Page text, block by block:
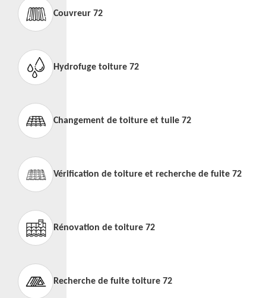
Couvreur 72
Hydrofuge toiture 72
Changement de toiture et tuile 72
Vérification de toiture et recherche de fuite 72
Rénovation de toiture 72
Recherche de fuite toiture 72